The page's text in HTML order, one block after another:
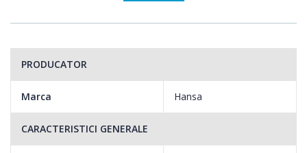
PRODUCATOR
Marca Hansa
CARACTERISTICI GENERALE